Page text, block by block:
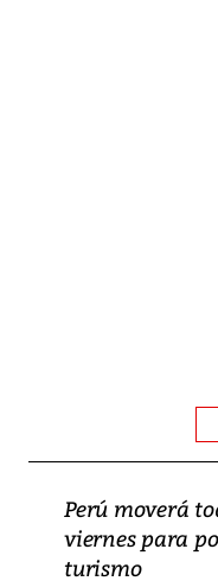
Perú moverá
viernes para
turismo